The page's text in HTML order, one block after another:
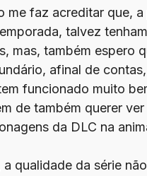
me faz acreditar que, a
talvez
mas, também espero
afinal de
funcionado muito
de também querer
da DLC na
qualidade da série